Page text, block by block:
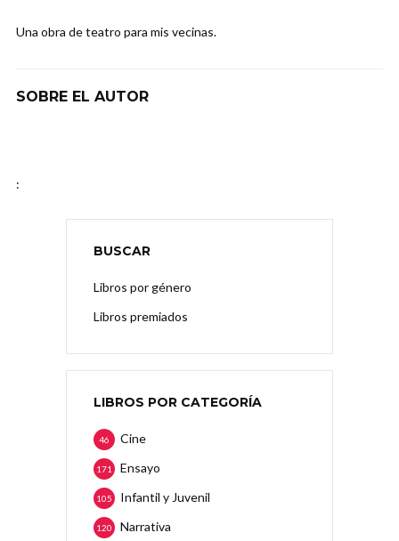
Una obra de teatro para mis vecinas.
SOBRE EL AUTOR
:
BUSCAR
Libros por género
Libros premiados
LIBROS POR CATEGORÍA
Cine
46
Ensayo
171
Infantil y Juvenil
105
Narrativa
120